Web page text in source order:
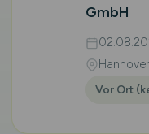
GmbH
Hannover
Vor Ort